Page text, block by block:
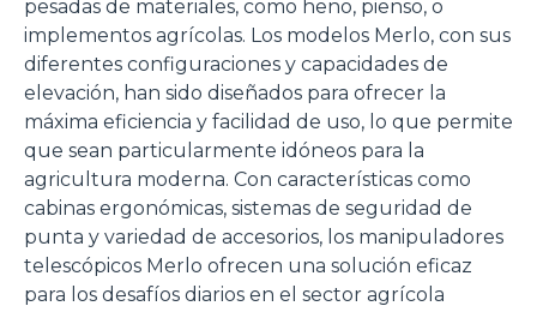
pesadas de materiales, como heno, pienso, o
implementos agrícolas. Los modelos Merlo, con sus
diferentes configuraciones y capacidades de
elevación, han sido diseñados para ofrecer la
máxima eficiencia y facilidad de uso, lo que permite
que sean particularmente idóneos para la
agricultura moderna. Con características como
cabinas ergonómicas, sistemas de seguridad de
punta y variedad de accesorios, los manipuladores
telescópicos Merlo ofrecen una solución eficaz
para los desafíos diarios en el sector agrícola